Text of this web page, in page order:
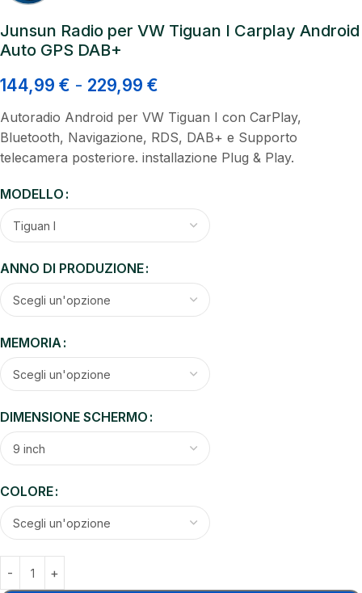
Junsun Radio per VW Tiguan I Carplay Android
Auto GPS DAB+
144,99 € - 229,99 €
Autoradio Android per VW Tiguan I con CarPlay,
Bluetooth, Navigazione, RDS, DAB+ e Supporto
telecamera posteriore. installazione Plug & Play.
MODELLO
ANNO DI PRODUZIONE
MEMORIA
DIMENSIONE SCHERMO
COLORE